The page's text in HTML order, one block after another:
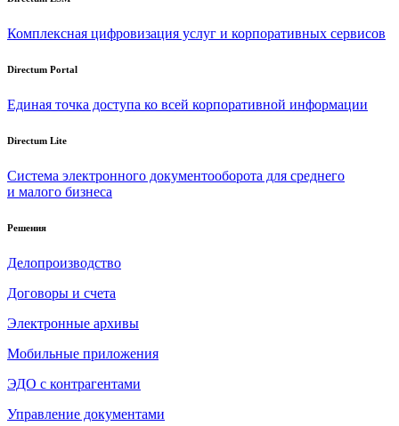
Комплексная цифровизация услуг и корпоративных сервисов
Directum Portal
Единая точка доступа ко всей корпоративной информации
Directum Lite
Система электронного документооборота для среднего
и малого бизнеса
Решения
Делопроизводство
Договоры и счета
Электронные архивы
Мобильные приложения
ЭДО с контрагентами
Управление документами